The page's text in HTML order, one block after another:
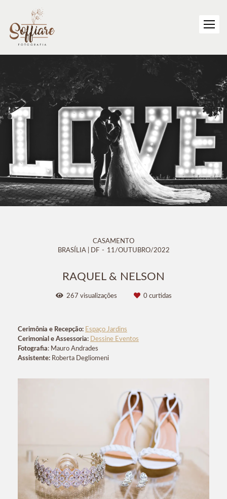
CASAMENTO
BRASÍLIA | DF
11/OUTUBRO/2022
RAQUEL & NELSON
267 visualizações 0curtidas
Cerimônia e Recepção: Espaço Jardins
Cerimonial e Assessoria: Dessine Eventos
Fotografia: Mauro Andrades
Assistente: Roberta Degliomeni